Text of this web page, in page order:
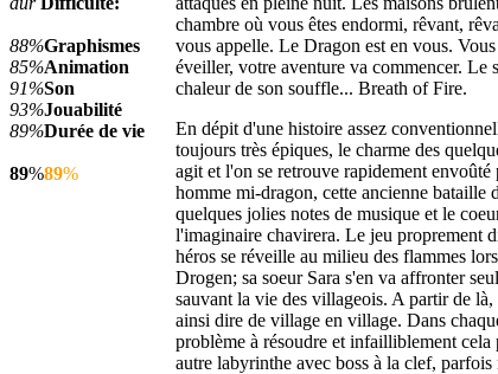
88%Graphismes
85%Animation
91%Son
93%Jouabilité
89%Durée de vie
89%89%
chambre où vous êtes endormi, rêvant,
vous appelle. Le Dragon est en vous.
éveiller, votre aventure va commencer. Le
chaleur de son souffle... Breath of Fire.
En dépit d'une histoire assez
toujours très épiques, le charme des
agit et l'on se retrouve rapidement
homme mi-dragon, cette ancienne bataille
quelques jolies notes de musique et le
l'imaginaire chavirera. Le jeu proprement
héros se réveille au milieu des flammes
Drogen; sa soeur Sara s'en va affronter
sauvant la vie des villageois. A partir de
ainsi dire de village en village. Dans
problème à résoudre et infailliblement cela
autre labyrinthe avec boss à la clef, parfois